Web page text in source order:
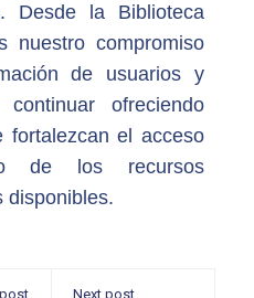
Desde la Biblioteca
nuestro compromiso
de usuarios y
continuar ofreciendo
fortalezcan el acceso
de los recursos
disponibles.
Next post